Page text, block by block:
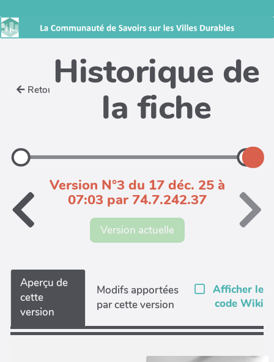
Retour Historique de
la fiche
Version N°3 du 17 déc. 25 à
07:03 par 74.7.242.37
Version actuelle
Aperçu de
cette
version
Modifs apportées
par cette version
Afficher le
code Wiki